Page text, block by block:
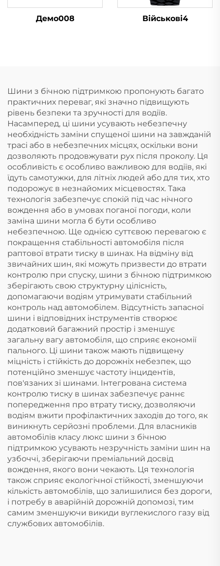
Демо008 Військові4
Шини з бічною підтримкою пропонують багато
практичних переваг, які значно підвищують
рівень безпеки та зручності для водіїв.
Насамперед, ці шини усувають небезпечну
необхідність заміни спущеної шини на завжданій
трасі або в небезпечних місцях, оскільки вони
дозволяють продовжувати рух після проколу. Ця
особливість є особливо важливою для водіїв, які
їдуть самотужки, для літніх людей або для тих, хто
подорожує в незнайомих місцевостях. Така
технологія забезпечує спокій під час нічного
вождення або в умовах поганої погоди, коли
заміна шини могла б бути особливо
небезпечною. Ще однією суттєвою перевагою є
покращення стабільності автомобіля після
раптової втрати тиску в шинах. На відміну від
звичайних шин, які можуть призвести до втрати
контролю при спуску, шини з бічною підтримкою
зберігають свою структурну цілісність,
допомагаючи водіям утримувати стабільний
контроль над автомобілем. Відсутність запасної
шини і відповідних інструментів створює
додатковий багажний простір і зменшує
загальну вагу автомобіля, що сприяє економії
пального. Ці шини також мають підвищену
міцність і стійкість до дорожніх небезпек, що
потенційно зменшує частоту інцидентів,
пов'язаних зі шинами. Інтегрована система
контролю тиску в шинах забезпечує раннє
попередження про втрату тиску, дозволяючи
водіям вжити профілактичних заходів до того, як
виникнуть серйозні проблеми. Для власників
автомобілів класу люкс шини з бічною
підтримкою усувають незручність заміни шин на
узбоччі, зберігаючи преміальний досвід
вождення, якого вони чекають. Ця технологія
також сприяє екологічної стійкості, зменшуючи
кількість автомобілів, що залишилися без дороги,
і потребу в аварійній дорожній допомозі, тим
самим зменшуючи викиди вуглекислого газу від
службових автомобілів.